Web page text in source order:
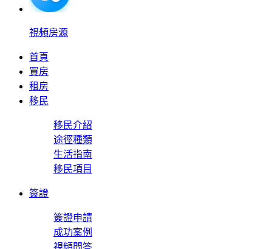
視頻房源
首頁
買房
租房
移民
移民介紹
途徑種類
生活指南
移民項目
簽證
簽證申請
成功案例
視頻問答